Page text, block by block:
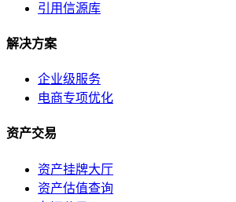
引用信源库
解决方案
企业级服务
电商专项优化
资产交易
资产挂牌大厅
资产估值查询